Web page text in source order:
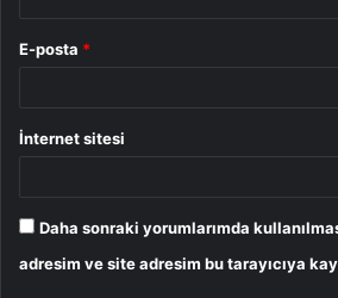
E-posta *
İnternet sitesi
Daha sonraki yorumlarımda
adresim ve site adresim bu tarayıcıya